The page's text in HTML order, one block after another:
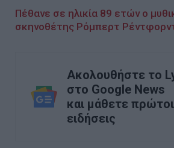
Πέθανε σε ηλικία 89 ετών ο
σκηνοθέτης Ρόμπερτ
Ακολουθήστε το
στο Google News
και μάθετε
ειδήσεις